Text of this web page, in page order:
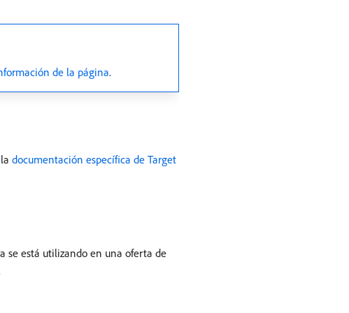
de la página.
documentación específica de Target
se está utilizando en una oferta de